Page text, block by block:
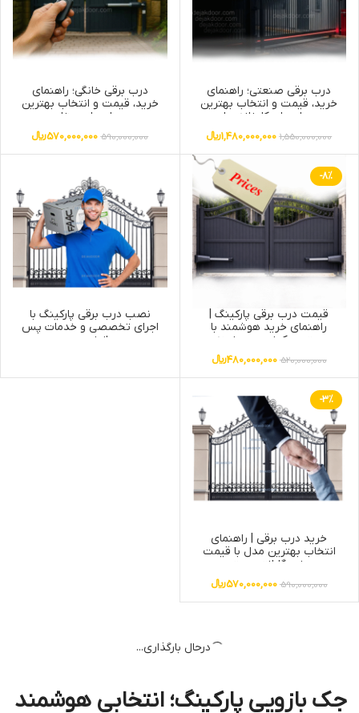
درب برقی صنعتی؛ راهنمای
خرید، قیمت و انتخاب بهترین
مدل برای کارخانه ها
1,550,000,000
1,480,000,000﷼
درب برقی خانگی؛ راهنمای
خرید، قیمت و انتخاب بهترین
مدل برای منزل
590,000,000
570,000,000﷼
-8%
قیمت درب برقی پارکینگ |
راهنمای خرید هوشمند با
بهترین کیفیت و هزینه
520,000,000
480,000,000﷼
نصب درب برقی پارکینگ با
اجرای تخصصی و خدمات پس
از نصب
-3%
خرید درب برقی | راهنمای
انتخاب بهترین مدل با قیمت
روز و گارانتی معتبر
590,000,000
570,000,000﷼
درحال بارگذاری...
جک بازویی پارکینگ؛ انتخابی هوشمند